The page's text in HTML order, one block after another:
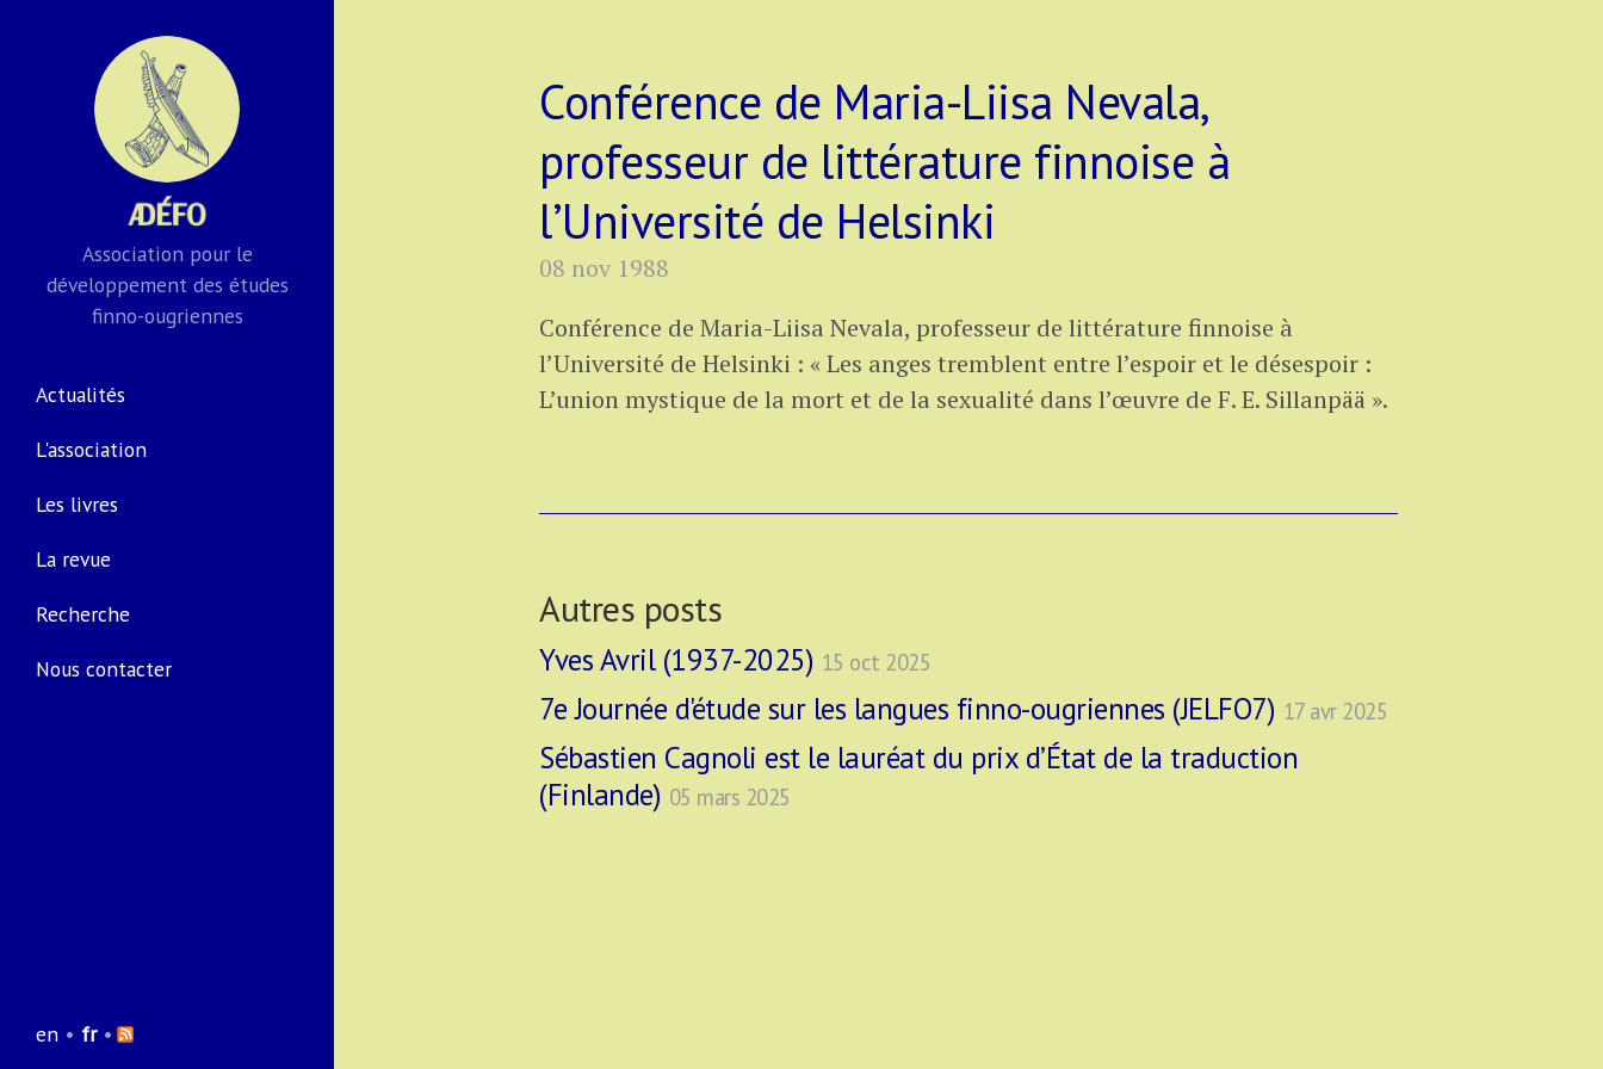
Association pour le
développement des études
finno-ougriennes
Actualités
L'association
Les livres
La revue
Recherche
Nous contacter
en • fr•
Conférence de Maria-Liisa Nevala,
professeur de littérature finnoise à
l’Université de Helsinki
08 nov 1988
Conférence de Maria-Liisa Nevala, professeur de littérature finnoise à
l’Université de Helsinki : « Les anges tremblent entre l’espoir et le désespoir :
L’union mystique de la mort et de la sexualité dans l’œuvre de F. E. Sillanpää ».
Autres posts
Yves Avril (1937-2025) 15 oct 2025
7e Journée d'étude sur les langues finno-ougriennes (JELFO7) 17 avr 2025
Sébastien Cagnoli est le lauréat du prix d’État de la traduction
(Finlande) 05 mars 2025